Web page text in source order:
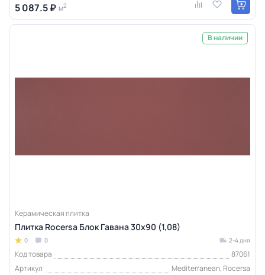
5 087.5 ₽ м2
В наличии
Керамическая плитка
Плитка Rocersa Блок Гавана 30x90 (1,08)
0 0 2-4 дня
Код товара
87061
Артикул
Mediterranean, Rocersa